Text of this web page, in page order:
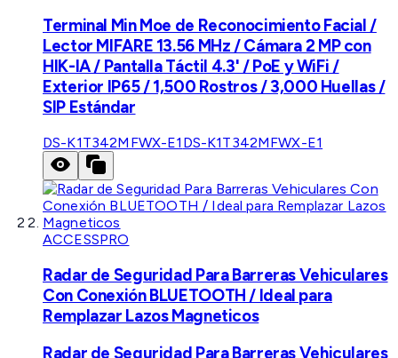
Terminal Min Moe de Reconocimiento Facial /
Lector MIFARE 13.56 MHz / Cámara 2 MP con
HIK-IA / Pantalla Táctil 4.3' / PoE y WiFi /
Exterior IP65 / 1,500 Rostros / 3,000 Huellas /
SIP Estándar
DS-K1T342MFWX-E1 DS-K1T342MFWX-E1
ACCESSPRO
Radar de Seguridad Para Barreras Vehiculares
Con Conexión BLUETOOTH / Ideal para
Remplazar Lazos Magneticos
Radar de Seguridad Para Barreras Vehiculares